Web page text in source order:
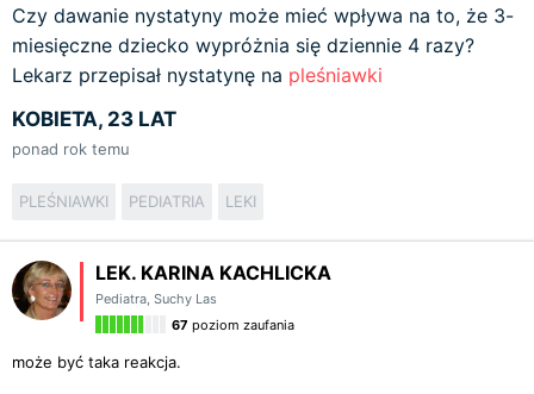
Czy dawanie nystatyny może mieć wpływa na to, że 3-
miesięczne dziecko wypróżnia się dziennie 4 razy?
Lekarz przepisał nystatynę na pleśniawki
KOBIETA, 23 LAT
ponad rok temu
PLEŚNIAWKI PEDIATRIA LEKI
LEK. KARINA KACHLICKA
Pediatra, Suchy Las
67 poziom zaufania
może być taka reakcja.